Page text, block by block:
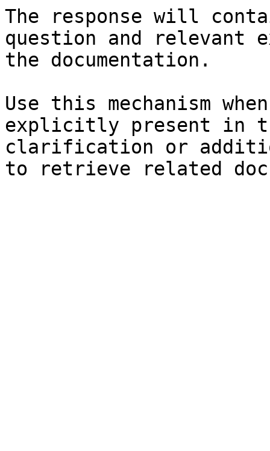
The response will
question and relevant
the documentation.
Use this mechanism
explicitly present in
clarification or